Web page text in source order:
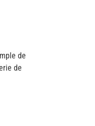
de
de